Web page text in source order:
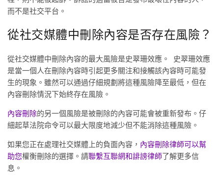
而不是社交平台。
從社交媒體中刪除內容是否存在風險？
從社交媒體中刪除內容的最大風險是史翠珊效應。 史翠珊效應
是當一個人在刪除內容時引起更多關注和接觸該內容時可能發
生的現象。雖然可以通過仔細規劃將這種風險降至最低，但在
內容刪除情況下始終存在風險。
內容刪除的另一個風險是被刪除的內容可能會被重新發布。仔
細起草法院命令可以最大限度地減少但不能消除這種風險。
如果您正在處理社交媒體上的負面內容， 內容刪除律師可以幫
助您權衡刪除的選擇。請聯繫互聯網和誹謗律師 了解更多信
息。